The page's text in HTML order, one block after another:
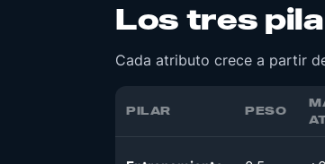
Los tres
Cada atributo crece a partir
PILAR PESO